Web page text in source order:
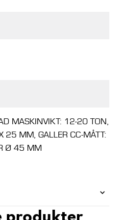
MASKINVIKT: 12-20 TON,
25 MM, GALLER CC-MÅTT:
Ø 45 MM